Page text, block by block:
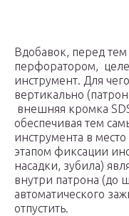
Вдобавок, перед тем
перфоратором,
инструмент. Для
вертикально
внешняя кромка
обеспечивая тем
инструмента в
этапом фиксации
насадки, зубила)
внутри патрона (до
автоматического
отпустить.